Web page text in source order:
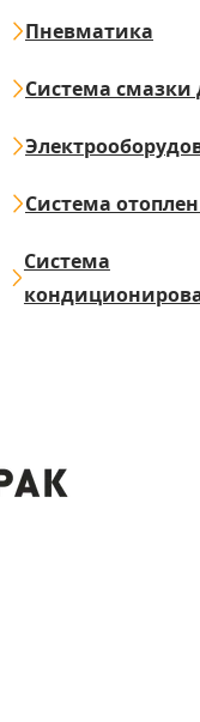
Пневматика
Система смазки
Система
Система